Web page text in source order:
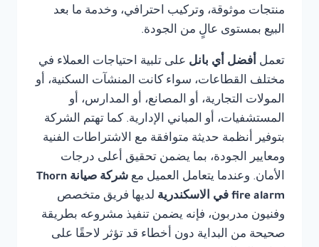
منتجات موثوقة، وتركيب احترافي، وخدمة ما بعد
البيع بمستوى عالٍ من الجودة.
تعمل أفضل أي بانل على تلبية احتياجات العملاء في
مختلف القطاعات، سواء كانت المنشآت السكنية، أو
المولات التجارية، أو المصانع، أو المدارس، أو
المستشفيات، أو المباني الإدارية. كما تهتم الشركة
بتوفير أنظمة حديثة متوافقة مع الاشتراطات الفنية
ومعايير الجودة، بما يضمن تحقيق أعلى درجات
الأمان. وعندما يتعامل العميل مع
شركة صيانة Thorn
fire alarm في الاسكندرية
لديها فريق متخصص
وفنيون مدربون، فإنه يضمن تنفيذ مشروعه بطريقة
صحيحة من البداية دون أخطاء قد تؤثر لاحقًا على